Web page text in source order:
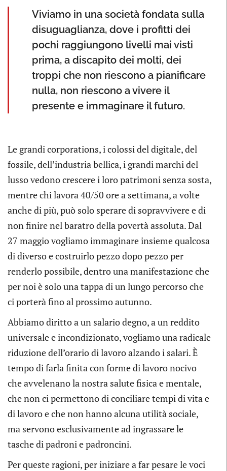
Viviamo in una società fondata sulla
disuguaglianza, dove i profitti dei
pochi raggiungono livelli mai visti
prima, a discapito dei molti, dei
troppi che non riescono a pianificare
nulla, non riescono a vivere il
presente e immaginare il futuro.
Le grandi corporations, i colossi del digitale, del
fossile, dell’industria bellica, i grandi marchi del
lusso vedono crescere i loro patrimoni senza sosta,
mentre chi lavora 40/50 ore a settimana, a volte
anche di più, può solo sperare di sopravvivere e di
non finire nel baratro della povertà assoluta. Dal
27 maggio vogliamo immaginare insieme qualcosa
di diverso e costruirlo pezzo dopo pezzo per
renderlo possibile, dentro una manifestazione che
per noi è solo una tappa di un lungo percorso che
ci porterà fino al prossimo autunno.
Abbiamo diritto a un salario degno, a un reddito
universale e incondizionato, vogliamo una radicale
riduzione dell’orario di lavoro alzando i salari. È
tempo di farla finita con forme di lavoro nocivo
che avvelenano la nostra salute fisica e mentale,
che non ci permettono di conciliare tempi di vita e
di lavoro e che non hanno alcuna utilità sociale,
ma servono esclusivamente ad ingrassare le
tasche di padroni e padroncini.
Per queste ragioni, per iniziare a far pesare le voci